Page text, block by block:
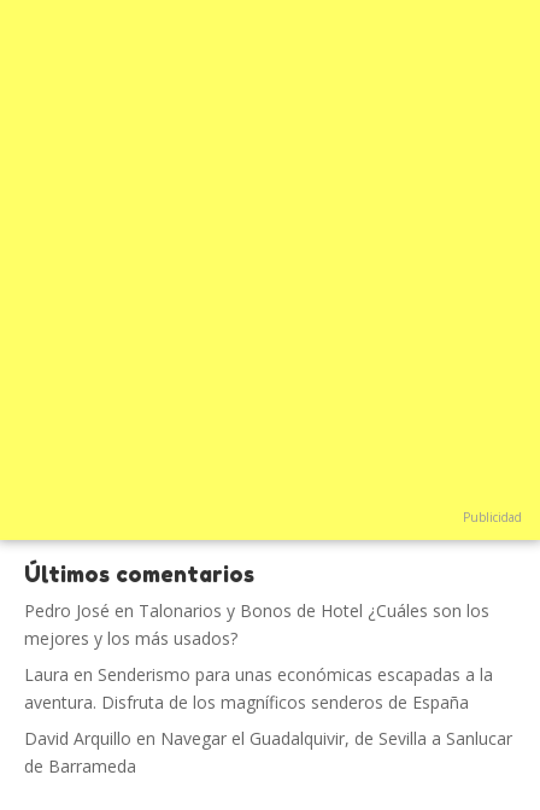
Publicidad
Últimos comentarios
Pedro José en Talonarios y Bonos de Hotel ¿Cuáles son los
mejores y los más usados?
Laura en Senderismo para unas económicas escapadas a la
aventura. Disfruta de los magníficos senderos de España
David Arquillo en Navegar el Guadalquivir, de Sevilla a Sanlucar
de Barrameda